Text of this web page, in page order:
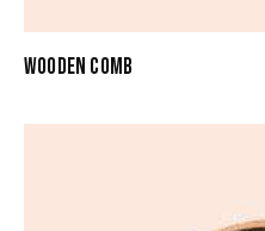
WOODEN COMB